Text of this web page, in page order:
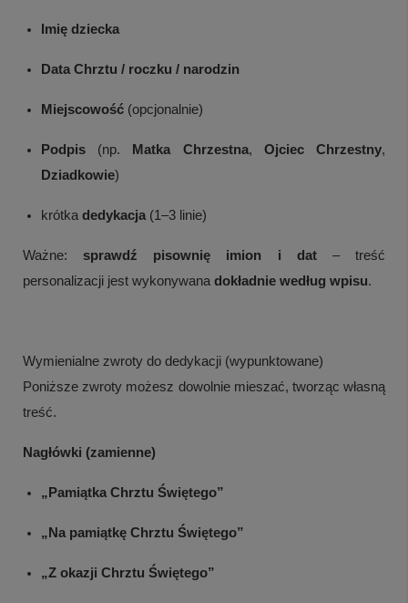
Imię dziecka
Data Chrztu / roczku / narodzin
Miejscowość (opcjonalnie)
Podpis (np. Matka Chrzestna, Ojciec Chrzestny,
Dziadkowie)
krótka dedykacja (1–3 linie)
Ważne: sprawdź pisownię imion i dat– treść
personalizacji jest wykonywana dokładnie według wpisu.
Wymienialne zwroty do dedykacji (wypunktowane)
Poniższe zwroty możesz dowolnie mieszać, tworząc własną
treść.
Nagłówki (zamienne)
„Pamiątka Chrztu Świętego”
„Na pamiątkę Chrztu Świętego”
„Z okazji Chrztu Świętego”